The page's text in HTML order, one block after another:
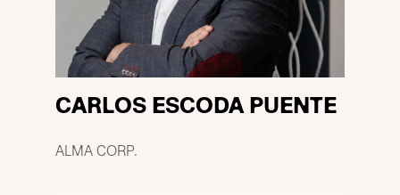
CARLOS ESCODA PUENTE
ALMA CORP.